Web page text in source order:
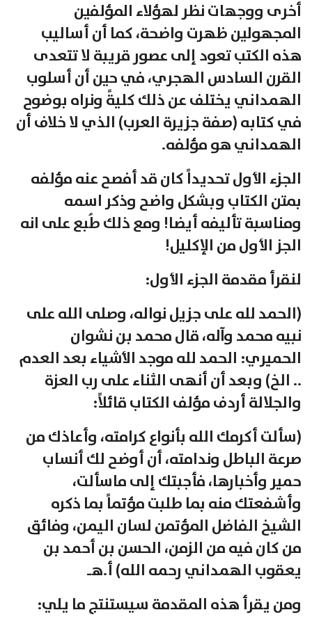
أخرى ووجهات نظر لهؤلاء المؤلفين
المجهولين ظهرت واضحة، كما أن أساليب
هذه الكتب تعود إلى عصور قريبة لا تتعدى
القرن السادس الهجري، في حين أن أسلوب
الهمداني يختلف عن ذلك كليةً ونراه بوضوح
في كتابه (صفة جزيرة العرب) الذي لا خلاف أن
الهمداني هو مؤلفه.
الجزء الأول تحديداً كان قد أفصح عنه مؤلفه
بمتن الكتاب وبشكل واضح وذكر اسمه
ومناسبة تأليفه أيضا! ومع ذلك طُبع على انه
الجز الأول من الإكليل!
لنقرأ مقدمة الجزء الأول:
(الحمد لله على جزيل نواله، وصلى الله على
نبيه محمد وآله، قال محمد بن نشوان
الحميري: الحمد لله موجد الأشياء بعد العدم
.. الخ) وبعد أن أنهى الثناء على رب العزة
والجلالة أردف مؤلف الكتاب قائلاً:
(سألت أكرمك الله بأنواع كرامته، وأعاذك من
صرعة الباطل وندامته، أن أوضح لك أنساب
حمير وأخبارها، فأجبتك إلى ماسألت،
وأشفعتك منه بما طلبت مؤتماً بما ذكره
الشيخ الفاضل المؤتمن لسان اليمن، وفائق
من كان فيه من الزمن، الحسن بن أحمد بن
يعقوب الهمداني رحمه الله) أ.هـ
ومن يقرأ هذه المقدمة سيستنتج ما يلي: